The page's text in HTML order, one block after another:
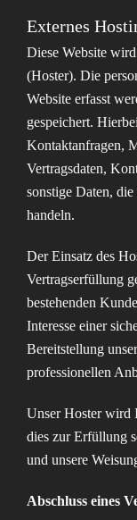
Externes
Diese Website
(Hoster). Die
Website erfasst
gespeichert.
Kontaktanfragen,
Vertragsdaten,
sonstige Daten,
handeln.
Der Einsatz des
Vertragserfüllung
bestehenden
Interesse einer
Bereitstellung
professionellen
Unser Hoster wird
dies zur Erfüllung
und unsere
Abschluss eines